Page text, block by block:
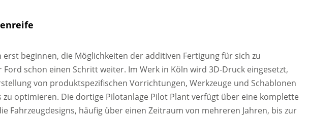
beginnen, die Möglichkeiten der additiven Fertigung für sich zu
schon einen Schritt weiter. Im Werk in Köln wird 3D-Druck eingesetzt,
von produktspezifischen Vorrichtungen, Werkzeuge und Schablonen
zu optimieren. Die dortige Pilotanlage Pilot Plant verfügt über eine komplette
Fahrzeugdesigns, häufig über einen Zeitraum von mehreren Jahren, bis zur